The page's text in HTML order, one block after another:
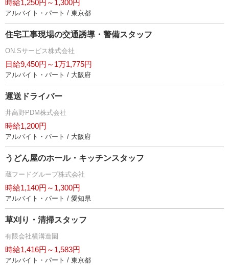
時給1,250円～1,300円
アルバイト・パート / 東京都
住宅工事現場の交通誘導・警備スタッフ
ON.Sサービス株式会社
日給9,450円～1万1,775円
アルバイト・パート / 大阪府
運送ドライバー
井高野PDM株式会社
時給1,200円
アルバイト・パート / 大阪府
うどん屋のホール・キッチンスタッフ
蔵フードグループ株式会社
時給1,140円～1,300円
アルバイト・パート / 愛知県
草刈り・清掃スタッフ
有限会社横溝造園
時給1,416円～1,583円
アルバイト・パート / 東京都